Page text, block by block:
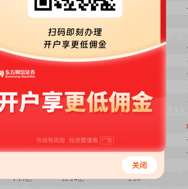
24.48亿
24.59亿
24.56亿
1.42亿 24.56亿 2.84
1.37亿
1.27亿 23.68亿 2.55
1.24亿 23.20亿 2.49
21.13亿
1.11亿 22.77亿 2.23
2.3
1.13亿 22.24亿
2.26